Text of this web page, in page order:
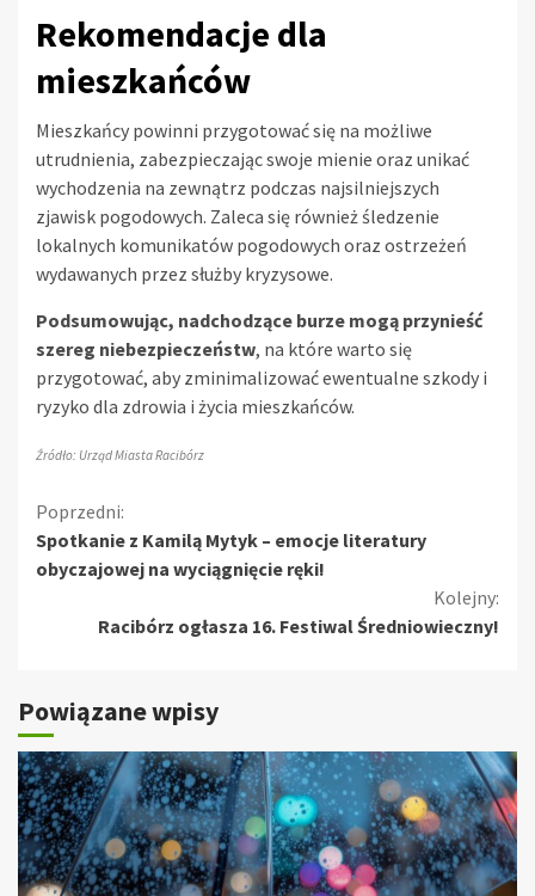
Rekomendacje dla
mieszkańców
Mieszkańcy powinni przygotować się na możliwe
utrudnienia, zabezpieczając swoje mienie oraz unikać
wychodzenia na zewnątrz podczas najsilniejszych
zjawisk pogodowych. Zaleca się również śledzenie
lokalnych komunikatów pogodowych oraz ostrzeżeń
wydawanych przez służby kryzysowe.
Podsumowując, nadchodzące burze mogą przynieść
szereg niebezpieczeństw, na które warto się
przygotować, aby zminimalizować ewentualne szkody i
ryzyko dla zdrowia i życia mieszkańców.
Źródło: Urząd Miasta Racibórz
Kontynuuj
czytanie
Poprzedni:
Spotkanie z Kamilą Mytyk – emocje literatury
obyczajowej na wyciągnięcie ręki!
Kolejny:
Racibórz ogłasza 16. Festiwal Średniowieczny!
Powiązane wpisy